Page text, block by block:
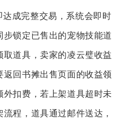
成完整交易，系统会即时
锁定已售出的宠物技能道
道具，卖家的凌云璧收益
回书摊出售页面的收益领
扣费，若上架道具超时未
程，道具通过邮件送达，